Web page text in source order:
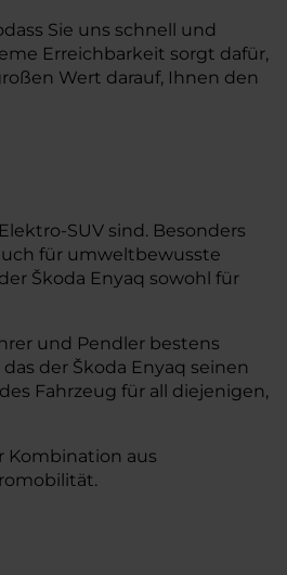
Sie uns schnell und
Erreichbarkeit sorgt dafür,
Wert darauf, Ihnen den
SUV sind. Besonders
für umweltbewusste
Škoda Enyaq sowohl für
und Pendler bestens
der Škoda Enyaq seinen
Fahrzeug für all diejenigen,
Kombination aus